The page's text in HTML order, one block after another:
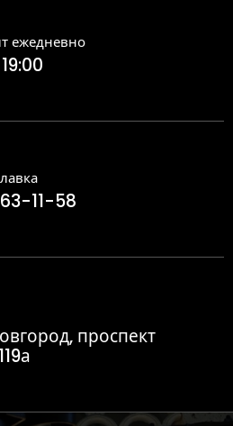
ежедневно
11-58
проспект